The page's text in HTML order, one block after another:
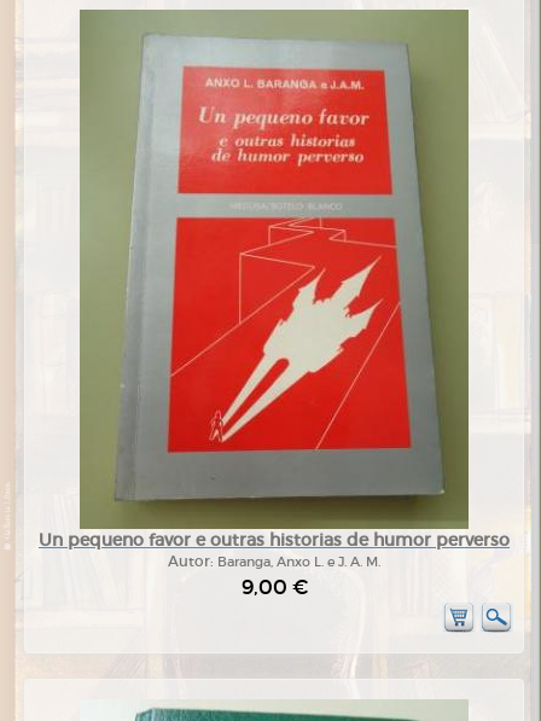
Un pequeno favor e outras historias de humor perverso
Autor: Baranga, Anxo L. e J. A. M.
9,00 €